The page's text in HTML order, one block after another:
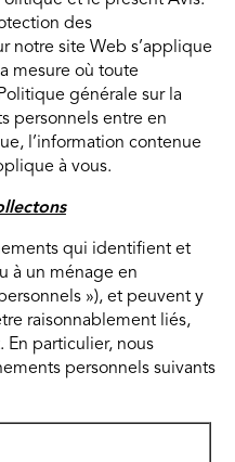
des
notre site Web s’applique
mesure où toute
générale sur la
personnels entre en
l’information contenue
à vous.
qui identifient et
à un ménage en
»), et peuvent y
raisonnablement liés,
particulier, nous
personnels suivants